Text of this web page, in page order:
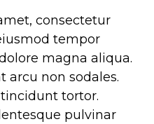
consectetur
tempor
magna aliqua.
arcu non sodales.
tortor.
pulvinar